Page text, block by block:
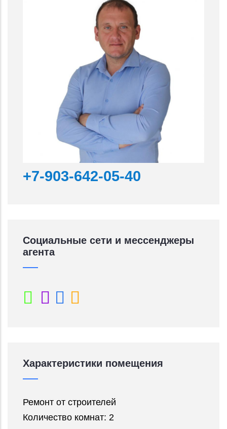
+7-903-642-05-40
Социальные сети и мессенджеры
агента
Характеристики помещения
Ремонт от строителей
Количество комнат: 2